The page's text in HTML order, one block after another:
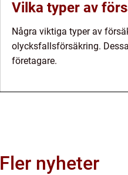
Vilka typer av
Några viktiga typer av
olycksfallsförsäkring.
företagare.
Fler nyheter